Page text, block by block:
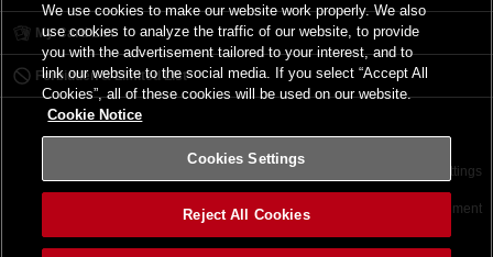
My Card List
Forbidden & Limited List
Terms of Use Cookies Settings
©2026 Konami Digital Entertainment
We use cookies to make our website work properly. We also
use cookies to analyze the traffic of our website, to provide
you with the advertisement tailored to your interest, and to
link our website to the social media. If you select “Accept All
Cookies”, all of these cookies will be used on our website.
Cookie Notice
Cookies Settings
Reject All Cookies